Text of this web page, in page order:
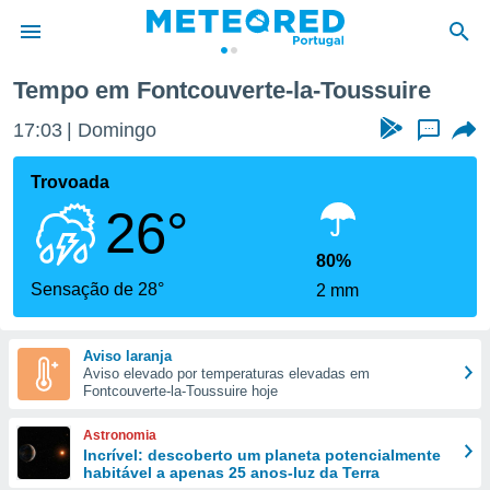
da
foi
fornecidas
a este
das
e
forma
digital
Tempo em Fontcouverte-la-Toussuire
17:03 Domingo ...
Trovoada
26°
Sensação de 28°
80%
2 mm
Aviso laranja
Aviso elevado por temperaturas elevadas em
Fontcouverte-la-Toussuire hoje
Astronomia
Incrível: descoberto um planeta potencialmente
habitável a apenas 25 anos-luz da Terra